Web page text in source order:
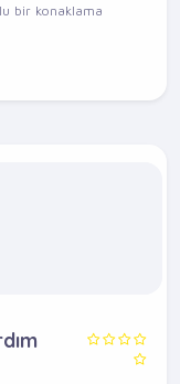
bir konaklama